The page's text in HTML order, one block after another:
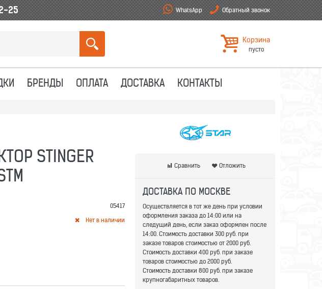
25 WhatsApp Обратный звонок
Корзина
пусто
БРЕНДЫ ОПЛАТА ДОСТАВКА КОНТАКТЫ
STINGER
05417
Нет в наличии
Сравнить Отложить
ДОСТАВКА ПО МОСКВЕ
Осуществляется в тот же день при условии
оформления заказа до 14:00 или на
следущий день, если заказ оформлен после
14:00. Стоимость доставки 300 руб. при
заказе товаров стоимостью от 2000 руб.
Стоимость доставки 400 руб. при заказе
товаров стоимостью до 2000 руб.
Стоимость доставки 800 руб. при заказе
крупногабаритных товаров.